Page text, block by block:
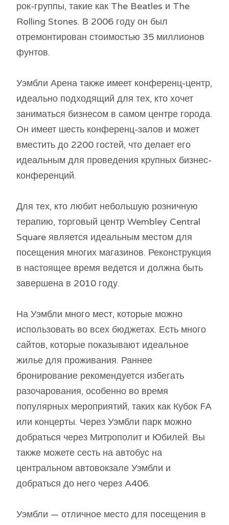
рок-группы, такие как The Beatles и The
Rolling Stones. В 2006 году он был
отремонтирован стоимостью 35 миллионов
фунтов.
Уэмбли Арена также имеет конференц-центр,
идеально подходящий для тех, кто хочет
заниматься бизнесом в самом центре города.
Он имеет шесть конференц-залов и может
вместить до 2200 гостей, что делает его
идеальным для проведения крупных бизнес-
конференций.
Для тех, кто любит небольшую розничную
терапию, торговый центр Wembley Central
Square является идеальным местом для
посещения многих магазинов. Реконструкция
в настоящее время ведется и должна быть
завершена в 2010 году.
На Уэмбли много мест, которые можно
использовать во всех бюджетах. Есть много
сайтов, которые показывают идеальное
жилье для проживания. Раннее
бронирование рекомендуется избегать
разочарования, особенно во время
популярных мероприятий, таких как Кубок FA
или концерты. Через Уэмбли парк можно
добраться через Митрополит и Юбилей. Вы
также можете сесть на автобус на
центральном автовокзале Уэмбли и
добраться до него через A406.
Уэмбли — отличное место для посещения в